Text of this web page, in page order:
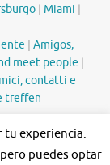
Miami
Amigos,
meet people
contatti e
treffen
tu experiencia.
puedes optar